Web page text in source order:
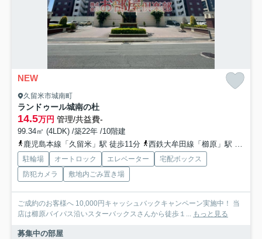
NEW
久留米市城南町
ランドゥール城南の杜
14.5万円 管理/共益費-
99.34㎡ (4LDK) /築22年 /10階建
鹿児島本線「久留米」駅 徒歩11分
西鉄大牟田線「櫛原」駅 徒歩23分
駐輪場 オートロック エレベーター
宅配ボックス
防犯カメラ
敷地内ごみ置き場
ご成約のお客様へ 10,000円キャッシュバックキャンペーン実施中！ 当
店は櫛原バイパス沿いスターバックスさんから徒歩１... もっと見る
募集中の部屋